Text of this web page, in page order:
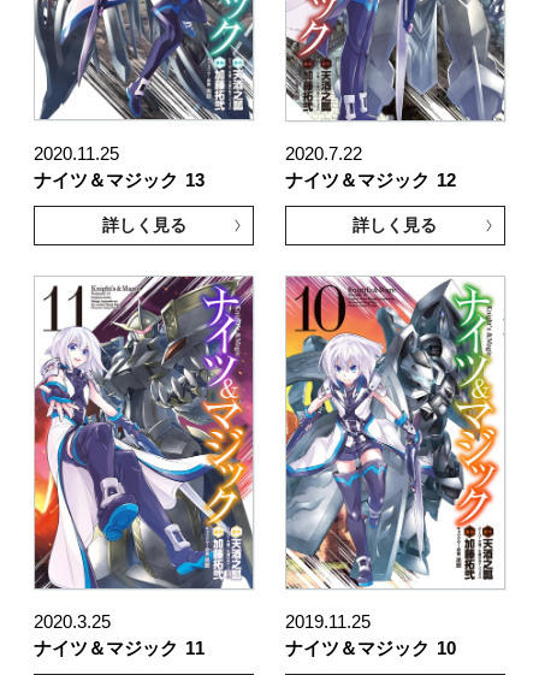
2020.11.25
ナイツ＆マジック 13
詳しく見る
2020.7.22
ナイツ＆マジック 12
詳しく見る
2020.3.25
ナイツ＆マジック 11
2019.11.25
ナイツ＆マジック 10